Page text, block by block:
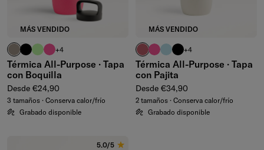
MÁS VENDIDO
taupenegroverde waterdrop®
rosa neón
+4
Térmica All-Purpose · Tapa
con Boquilla
Precio normal
Desde €24,90
3 tamaños · Conserva calor/frío
Grabado disponible
MÁS VENDIDO
malvarosa neón
turquesa pastel
negro
+4
Térmica All-Purpose · Tapa
con Pajita
Precio normal
Desde €34,90
2 tamaños · Conserva calor/frío
Grabado disponible
5.0/5